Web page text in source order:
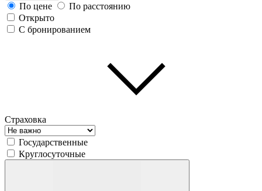
По цене
По расстоянию
Открыто
С бронированием
Страховка
Государственные
Круглосуточные